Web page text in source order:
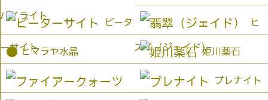
パイライト
ピータ
ーサイト
ヒ
スイ（ジェイド）
● ヒマラヤ水晶 姫川薬石
プレナイト